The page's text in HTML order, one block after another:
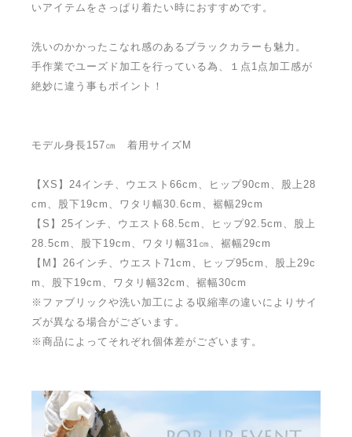
いアイテムをさっぱり着たい時におすすめです。
洗いのかかったこなれ感のあるブラックカラーも魅力。
手作業でユーズド加工を行っている為、１点1点加工感が
絶妙に違う事もポイント！
モデル身長157㎝ 着用サイズM
【XS】24インチ、ウエスト66cm、ヒップ90cm、股上28
cm、股下19cm、ワタリ幅30.6cm、裾幅29cm
【S】25インチ、ウエスト68.5cm、ヒップ92.5cm、股上
28.5cm、股下19cm、ワタリ幅31㎝、裾幅29cm
【M】26インチ、ウエスト71cm、ヒップ95cm、股上29c
m、股下19cm、ワタリ幅32cm、裾幅30cm
※ファブリックや洗い加工による収縮率の違いによりサイ
ズが異なる場合がございます。
※商品によってそれぞれ個体差がございます。